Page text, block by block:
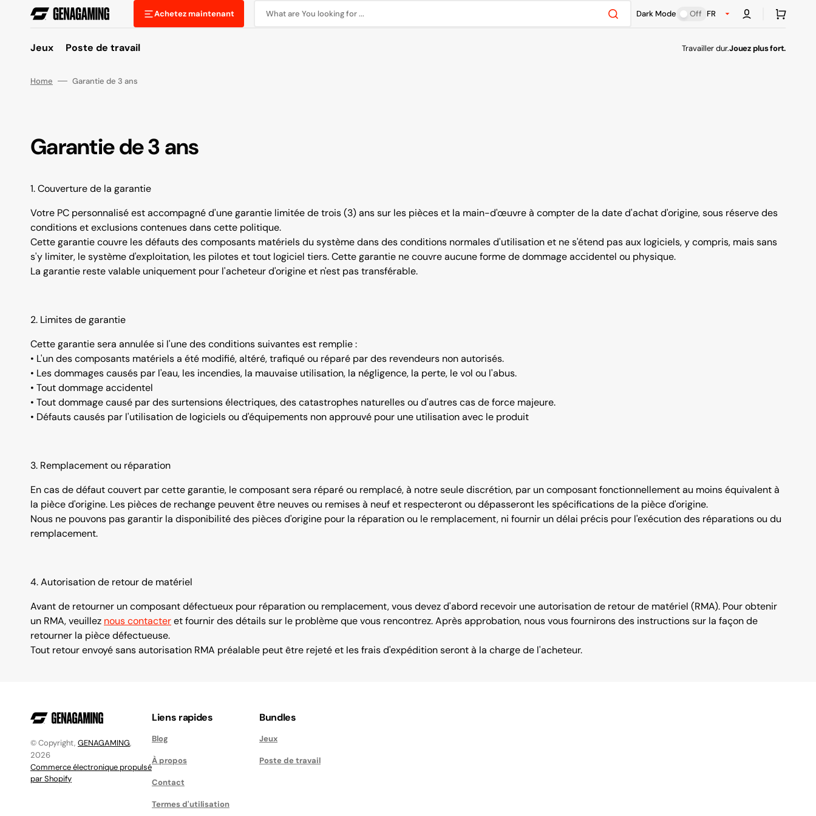
Achetez maintenant What are You looking for ... Dark Mode Off FR Panier
Jeux Poste de travail Travailler dur.Jouez plus fort.
Home Garantie de 3 ans
Garantie de 3 ans
1. Couverture de la garantie
Votre PC personnalisé est accompagné d'une garantie limitée de trois (3) ans sur les pièces et la main-d'œuvre à compter de la date d'achat d'origine, sous réserve des
conditions et exclusions contenues dans cette politique.
Cette garantie couvre les défauts des composants matériels du système dans des conditions normales d'utilisation et ne s'étend pas aux logiciels, y compris, mais sans
s'y limiter, le système d'exploitation, les pilotes et tout logiciel tiers. Cette garantie ne couvre aucune forme de dommage accidentel ou physique.
La garantie reste valable uniquement pour l'acheteur d'origine et n'est pas transférable.
2. Limites de garantie
Cette garantie sera annulée si l'une des conditions suivantes est remplie :
• L'un des composants matériels a été modifié, altéré, trafiqué ou réparé par des revendeurs non autorisés.
• Les dommages causés par l'eau, les incendies, la mauvaise utilisation, la négligence, la perte, le vol ou l'abus.
• Tout dommage accidentel
• Tout dommage causé par des surtensions électriques, des catastrophes naturelles ou d'autres cas de force majeure.
• Défauts causés par l'utilisation de logiciels ou d'équipements non approuvé pour une utilisation avec le produit
3. Remplacement ou réparation
En cas de défaut couvert par cette garantie, le composant sera réparé ou remplacé, à notre seule discrétion, par un composant fonctionnellement au moins équivalent à
la pièce d'origine. Les pièces de rechange peuvent être neuves ou remises à neuf et respecteront ou dépasseront les spécifications de la pièce d'origine.
Nous ne pouvons pas garantir la disponibilité des pièces d'origine pour la réparation ou le remplacement, ni fournir un délai précis pour l'exécution des réparations ou du
remplacement.
4. Autorisation de retour de matériel
Avant de retourner un composant défectueux pour réparation ou remplacement, vous devez d'abord recevoir une autorisation de retour de matériel (RMA). Pour obtenir
un RMA, veuillez nous contacteret fournir des détails sur le problème que vous rencontrez. Après approbation, nous vous fournirons des instructions sur la façon de
retourner la pièce défectueuse.
Tout retour envoyé sans autorisation RMA préalable peut être rejeté et les frais d'expédition seront à la charge de l'acheteur.
© Copyright, GENAGAMING,
2026
Commerce électronique propulsé
par Shopify
Liens rapides
Blog
À propos
Contact
Termes d'utilisation
Bundles
Jeux
Poste de travail